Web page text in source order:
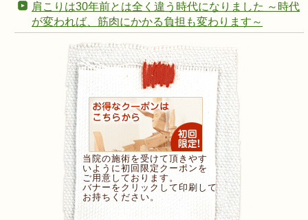
肩こりは30年前とは全く違う時代になりました ～時代
が変われば、筋肉にかかる負担も変わります～
当院の施術を受けて頂きやす
いように初回限定クーポンを
ご用意しております。
バナーをクリックして印刷して
お持ちください。